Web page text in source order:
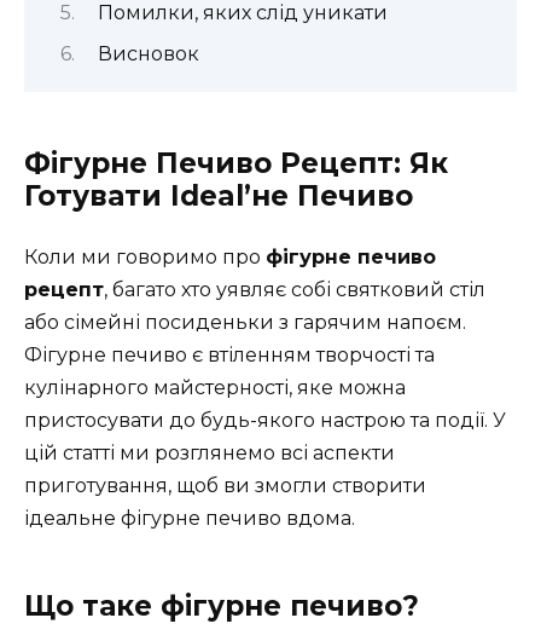
Помилки, яких слід уникати
Висновок
Фігурне Печиво Рецепт: Як
Готувати Іdeal’не Печиво
Коли ми говоримо про фігурне печиво
рецепт, багато хто уявляє собі святковий стіл
або сімейні посиденьки з гарячим напоєм.
Фігурне печиво є втіленням творчості та
кулінарного майстерності, яке можна
пристосувати до будь-якого настрою та події. У
цій статті ми розглянемо всі аспекти
приготування, щоб ви змогли створити
ідеальне фігурне печиво вдома.
Що таке фігурне печиво?